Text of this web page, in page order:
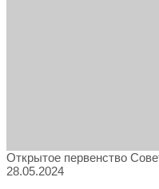
Открытое первенство
28.05.2024